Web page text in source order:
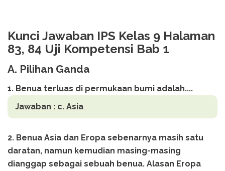
Kunci Jawaban IPS Kelas 9 Halaman
83, 84 Uji Kompetensi Bab 1
A. Pilihan Ganda
1. Benua terluas di permukaan bumi adalah....
Jawaban : c. Asia
2. Benua Asia dan Eropa sebenarnya masih satu
daratan, namun kemudian masing-masing
dianggap sebagai sebuah benua. Alasan Eropa